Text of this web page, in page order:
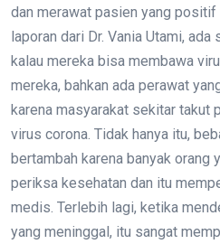
dan merawat pasien yang
laporan dari Dr. Vania Utami,
kalau mereka bisa membawa
mereka, bahkan ada perawat
karena masyarakat sekitar takut
virus corona. Tidak hanya itu,
bertambah karena banyak orang
periksa kesehatan dan itu
medis. Terlebih lagi, ketika
yang meninggal, itu sangat